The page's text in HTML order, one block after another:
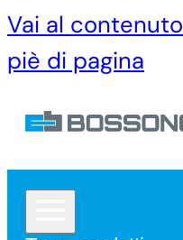
Vai al
piè di pagina